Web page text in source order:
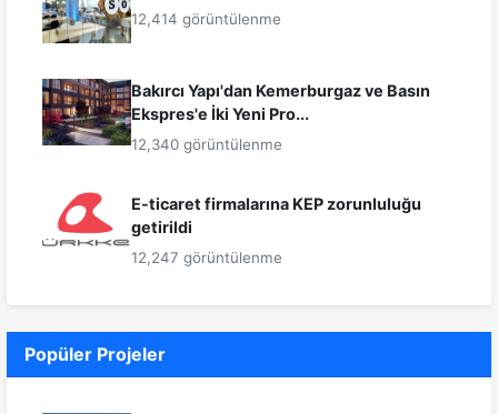
12,414 görüntülenme
Bakırcı Yapı'dan Kemerburgaz ve Basın
Ekspres'e İki Yeni Pro...
12,340 görüntülenme
E-ticaret firmalarına KEP zorunluluğu
getirildi
12,247 görüntülenme
Popüler Projeler